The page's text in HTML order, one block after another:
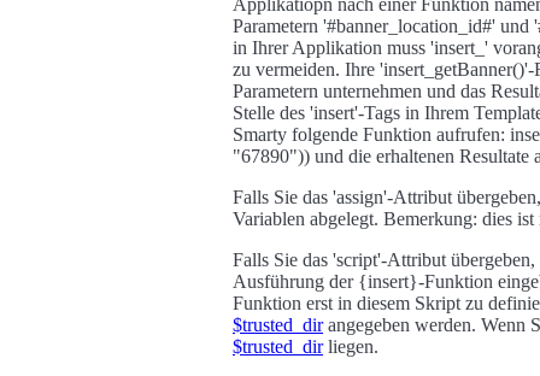
Applikatiopn nach einer Funktion
Parametern '#banner_location_id#'
in Ihrer Applikation muss 'insert_'
zu vermeiden. Ihre
Parametern unternehmen und das
Stelle des 'insert'-Tags in Ihrem
Smarty folgende Funktion aufrufen:
"67890")) und die erhaltenen Resultate
Falls Sie das 'assign'-Attribut
Variablen abgelegt. Bemerkung: dies
Falls Sie das 'script'-Attribut
Ausführung der {insert}-Funktion
Funktion erst in diesem Skript zu
$trusted_dirangegeben werden. Wenn
$trusted_dirliegen.